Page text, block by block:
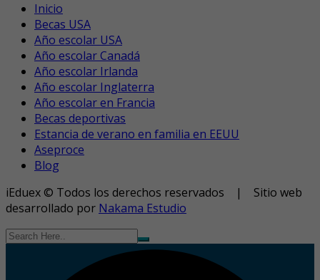
Inicio
Becas USA
Año escolar USA
Año escolar Canadá
Año escolar Irlanda
Año escolar Inglaterra
Año escolar en Francia
Becas deportivas
Estancia de verano en familia en EEUU
Aseproce
Blog
iEduex © Todos los derechos reservados | Sitio web
desarrollado por Nakama Estudio